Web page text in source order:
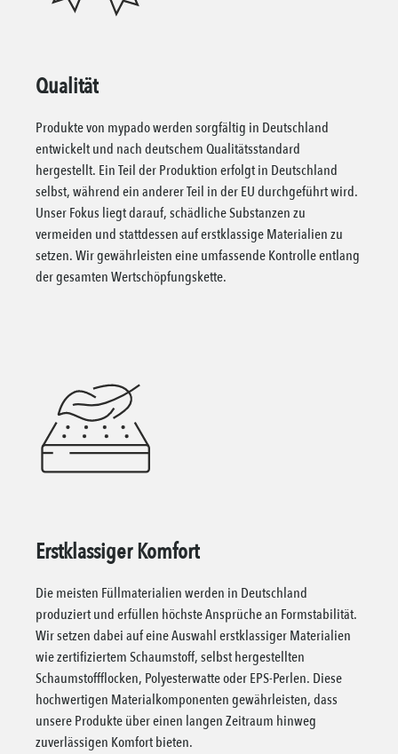
Qualität
Produkte von mypado werden sorgfältig in Deutschland
entwickelt und nach deutschem Qualitätsstandard
hergestellt. Ein Teil der Produktion erfolgt in Deutschland
selbst, während ein anderer Teil in der EU durchgeführt wird.
Unser Fokus liegt darauf, schädliche Substanzen zu
vermeiden und stattdessen auf erstklassige Materialien zu
setzen. Wir gewährleisten eine umfassende Kontrolle entlang
der gesamten Wertschöpfungskette.
Erstklassiger Komfort
Die meisten Füllmaterialien werden in Deutschland
produziert und erfüllen höchste Ansprüche an Formstabilität.
Wir setzen dabei auf eine Auswahl erstklassiger Materialien
wie zertifiziertem Schaumstoff, selbst hergestellten
Schaumstoffflocken, Polyesterwatte oder EPS-Perlen. Diese
hochwertigen Materialkomponenten gewährleisten, dass
unsere Produkte über einen langen Zeitraum hinweg
zuverlässigen Komfort bieten.